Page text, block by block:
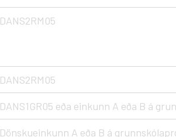
DANS2RM05
DANS2RM05
DANS1GR05 eða einkunn A eða B á
Dönskueinkunn A eða B á